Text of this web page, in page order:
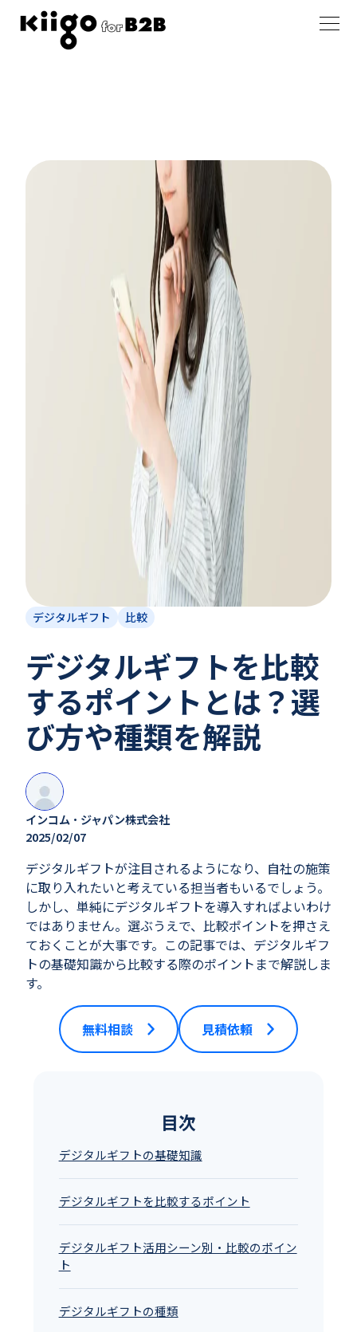
デジタルギフト 比較
デジタルギフトを比較
するポイントとは？選
び方や種類を解説
インコム・ジャパン株式会社
2025/02/07
デジタルギフトが注目されるようになり、自社の施策
に取り入れたいと考えている担当者もいるでしょう。
しかし、単純にデジタルギフトを導入すればよいわけ
ではありません。選ぶうえで、比較ポイントを押さえ
ておくことが大事です。この記事では、デジタルギフ
トの基礎知識から比較する際のポイントまで解説しま
す。
無料相談 見積依頼
目次
デジタルギフトの基礎知識
デジタルギフトを比較するポイント
デジタルギフト活用シーン別・比較のポイン
ト
デジタルギフトの種類